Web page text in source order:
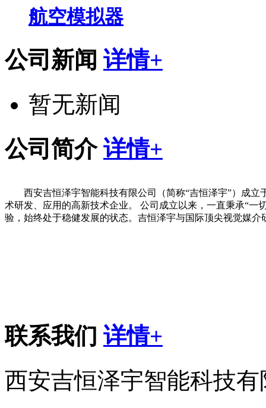
航空模拟器
公司新闻 详情+
暂无新闻
公司简介 详情+
西安吉恒泽宇智能科技有限公司（简称“吉恒泽宇”）成
术研发、应用的高新技术企业。 公司成立以来，一直秉承“
验，始终处于稳健发展的状态。吉恒泽宇与国际顶尖视觉媒介
联系我们 详情+
西安吉恒泽宇智能科技有